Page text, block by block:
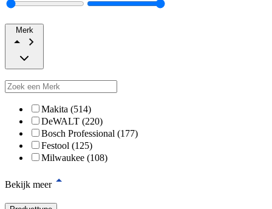
Merk
Makita (514)
DeWALT (220)
Bosch Professional (177)
Festool (125)
Milwaukee (108)
Bekijk meer